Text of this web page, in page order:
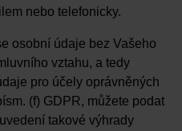
nebo telefonicky.
osobní údaje bez Vašeho
vztahu, a tedy
pro účely oprávněných
(f) GDPR, můžete podat
takové výhrady